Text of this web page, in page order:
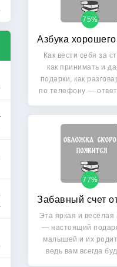
75%
Как вести себя за
как принимать и
подарки, как
по телефону —
77%
Эта яркая и весёлая
— настоящий
малышей и их
ведь вам всегда